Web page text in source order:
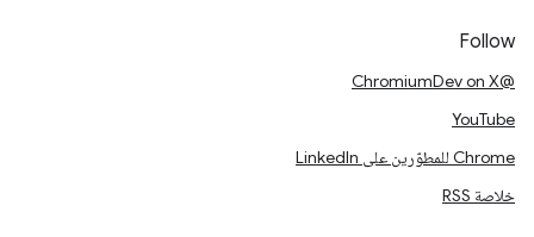
Follow
@ChromiumDev on X
YouTube
Chrome للمطوّرين على LinkedIn
خلاصة RSS